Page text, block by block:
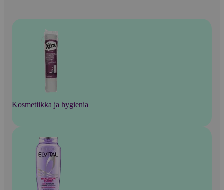
Kosmetiikka ja hygienia